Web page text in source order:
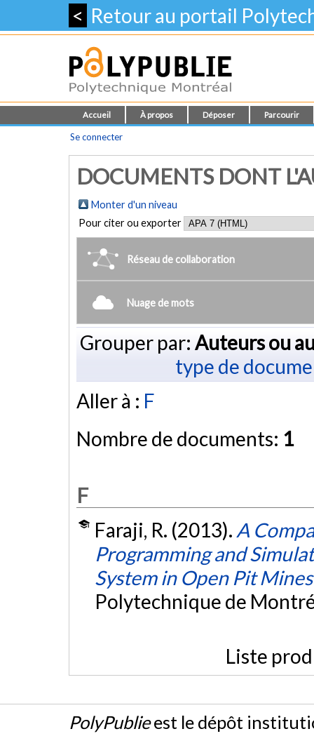
< Retour au portail
Accueil À propos Déposer Parcourir
Se connecter
DOCUMENTS DONT
Monter d'un niveau
Pour citer ou exporter
Réseau de collaboration
Nuage de mots
Grouper par: Auteurs ou
type de
Aller à : F
Nombre de documents: 1
F
Faraji, R. (2013). A
Programming and
System in Open Pit Mines
Polytechnique de
Liste
PolyPublieest le dépôt